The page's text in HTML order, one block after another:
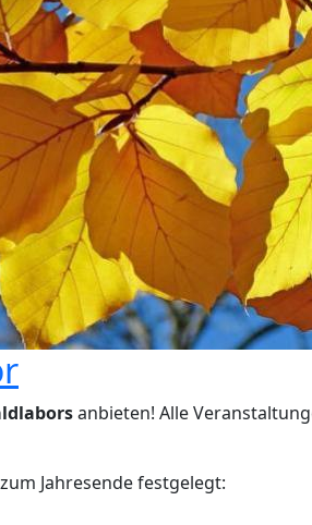
anbieten! Alle
Jahresende festgelegt: